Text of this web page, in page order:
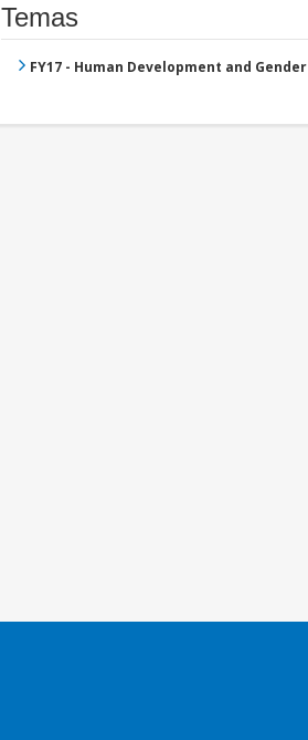
Temas
FY17 - Human Development and Gender